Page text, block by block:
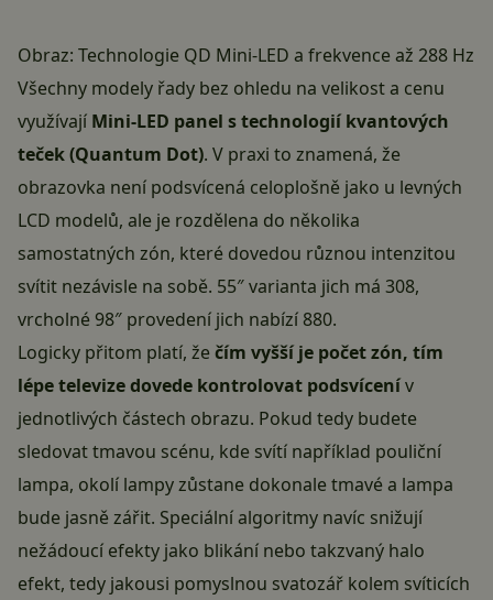
Obraz: Technologie QD Mini-LED a frekvence až 288 Hz
Všechny modely řady bez ohledu na velikost a cenu
využívají Mini-LED panel s technologií kvantových
teček (Quantum Dot). V praxi to znamená, že
obrazovka není podsvícená celoplošně jako u levných
LCD modelů, ale je rozdělena do několika
samostatných zón, které dovedou různou intenzitou
svítit nezávisle na sobě. 55″ varianta jich má 308,
vrcholné 98″ provedení jich nabízí 880.
Logicky přitom platí, žečím vyšší je počet zón, tím
lépe televize dovede kontrolovat podsvícenív
jednotlivých částech obrazu. Pokud tedy budete
sledovat tmavou scénu, kde svítí například pouliční
lampa, okolí lampy zůstane dokonale tmavé a lampa
bude jasně zářit. Speciální algoritmy navíc snižují
nežádoucí efekty jako blikání nebo takzvaný halo
efekt, tedy jakousi pomyslnou svatozář kolem svíticích